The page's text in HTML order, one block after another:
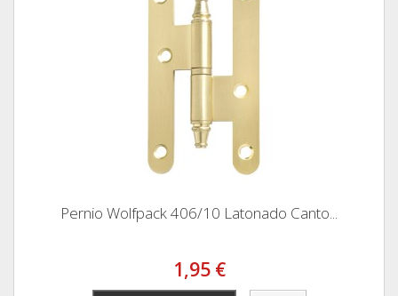
Pernio Wolfpack 406/10 Latonado Canto...
1,95 €